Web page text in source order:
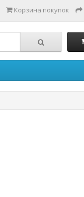
Корзина покупок